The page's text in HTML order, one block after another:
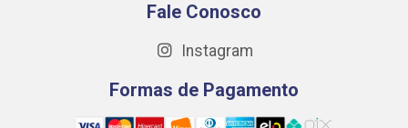
Fale Conosco
Instagram
Formas de Pagamento